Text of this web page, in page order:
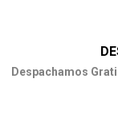
Despachamos